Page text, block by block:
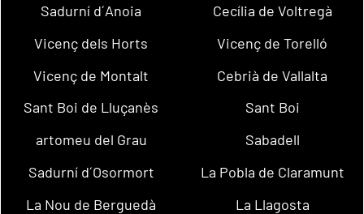
Sadurní d´Anoia
Cecília de Voltregà
Vicenç dels Horts
Vicenç de Torelló
Vicenç de Montalt
Cebrià de Vallalta
Sant Boi de Lluçanès
Sant Boi
artomeu del Grau
Sabadell
Sadurní d´Osormort
La Pobla de Claramunt
La Nou de Berguedà
La Llagosta